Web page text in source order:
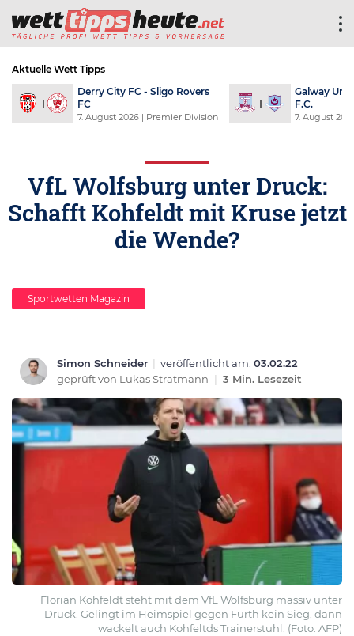
Aktuelle Wett Tipps
Derry City FC - Sligo Rovers
FC
7. August 2026 | Premier Division
Galway
F.C.
7. August
VfL Wolfsburg unter Druck:
Schafft Kohfeldt mit Kruse jetzt
die Wende?
Sportwetten Magazin
Simon Schneider | veröffentlicht am: 03.02.22
geprüft von Lukas Stratmann | 3 Min. Lesezeit
Florian Kohfeldt steht mit dem VfL Wolfsburg massiv unter
Druck. Gelingt im Heimspiel gegen Fürth kein Sieg, dann
wackelt auch Kohfeltds Trainerstuhl. (Foto: AFP)